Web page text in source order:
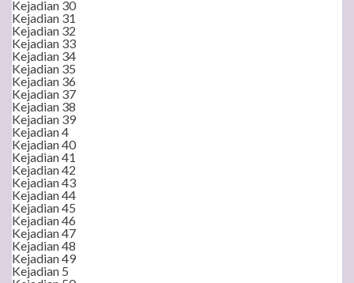
Kejadian 30
Kejadian 31
Kejadian 32
Kejadian 33
Kejadian 34
Kejadian 35
Kejadian 36
Kejadian 37
Kejadian 38
Kejadian 39
Kejadian 4
Kejadian 40
Kejadian 41
Kejadian 42
Kejadian 43
Kejadian 44
Kejadian 45
Kejadian 46
Kejadian 47
Kejadian 48
Kejadian 49
Kejadian 5